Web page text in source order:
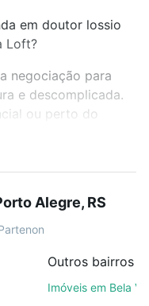
em doutor lossio
Loft?
negociação para
e descomplicada.
ou perto do
doutor lossio -
conquistar seu
e você
corretores e
Alegre, RS
Imóveis em Bela